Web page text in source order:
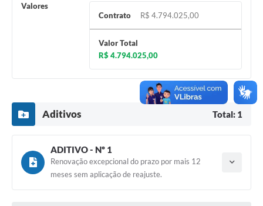
Valores
Contrato
R$ 4.794.025,00
Valor Total
R$ 4.794.025,00
Aditivos Total: 1
ADITIVO - Nº 1
Renovação excepcional do prazo por mais 12
meses sem aplicação de reajuste.
Tipo do termo: Termo Aditivo